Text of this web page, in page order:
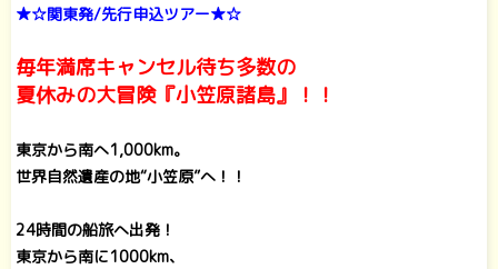
★☆関東発/先行申込ツアー★☆
毎年満席キャンセル待ち多数の
夏休みの大冒険『小笠原諸島』！！
東京から南へ1,000km。
世界自然遺産の地“小笠原”へ！！
24時間の船旅へ出発！
東京から南に1000km、